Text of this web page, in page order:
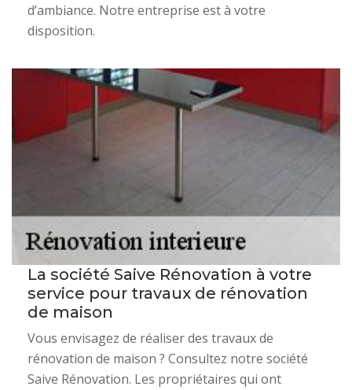
d’ambiance. Notre entreprise est à votre
disposition.
La société Saive Rénovation à votre
service pour travaux de rénovation
de maison
Vous envisagez de réaliser des travaux de
rénovation de maison ? Consultez notre société
Saive Rénovation. Les propriétaires qui ont